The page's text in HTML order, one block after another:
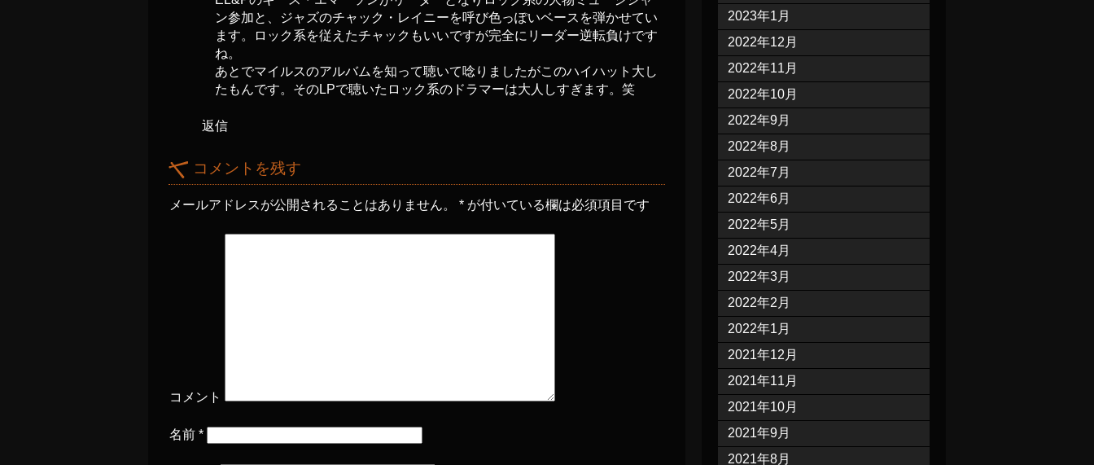
ン参加と、ジャズのチャック・レイニーを呼び色っぽいベースを弾かせてい
ます。ロック系を従えたチャックもいいですが完全にリーダー逆転負けです
ね。
あとでマイルスのアルバムを知って聴いて唸りましたがこのハイハット大し
たもんです。そのLPで聴いたロック系のドラマーは大人しすぎます。笑
返信
コメントを残す
メールアドレスが公開されることはありません。 * が付いている欄は必須項目です
コメント
名前 *
2023年1月
2022年12月
2022年11月
2022年10月
2022年9月
2022年8月
2022年7月
2022年6月
2022年5月
2022年4月
2022年3月
2022年2月
2022年1月
2021年12月
2021年11月
2021年10月
2021年9月
2021年8月